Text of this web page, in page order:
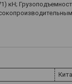
кН;